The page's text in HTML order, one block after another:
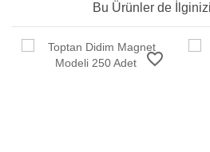
Bu Ürünler de
favorite_border